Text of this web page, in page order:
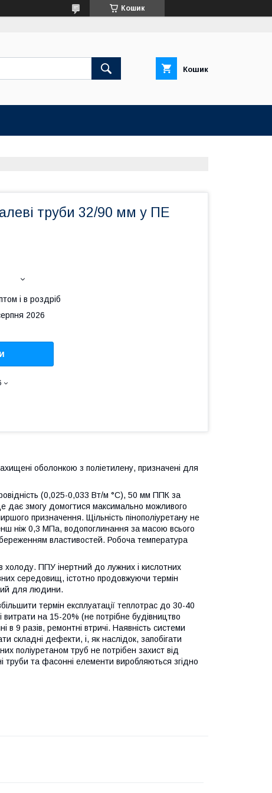
Кошик
Кошик
труби 32/90 мм у ПЕ
і в роздріб
2026
оболонкою з поліетилену, призначені для
(0,025-0,033 Вт/м °C), 50 мм ППК за
дає змогу домогтися максимально можливого
призначення. Щільність пінополіуретану не
ніж 0,3 МПа, водопоглинання за масою всього
властивостей. Робоча температура
холоду. ППУ інертний до лужних і кислотних
середовищ, істотно продовжуючи термін
для людини.
термін експлуатації теплотрас до 30-40
витрати на 15-20% (не потрібне будівництво
в 9 разів, ремонтні втричі. Наявність системи
складні дефекти, і, як наслідок, запобігати
поліуретаном труб не потрібен захист від
труби та фасонні елементи виробляються згідно